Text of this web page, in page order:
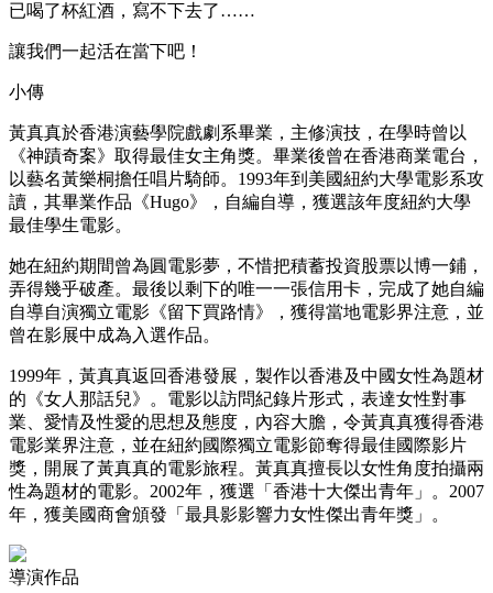
已喝了杯紅酒，寫不下去了……
讓我們一起活在當下吧！
小傳
黃真真於香港演藝學院戲劇系畢業，主修演技，在學時曾以
《神蹟奇案》取得最佳女主角獎。畢業後曾在香港商業電台，
以藝名黃樂桐擔任唱片騎師。1993年到美國紐約大學電影系攻
讀，其畢業作品《Hugo》，自編自導，獲選該年度紐約大學
最佳學生電影。
她在紐約期間曾為圓電影夢，不惜把積蓄投資股票以博一鋪，
弄得幾乎破產。最後以剩下的唯一一張信用卡，完成了她自編
自導自演獨立電影《留下買路情》，獲得當地電影界注意，並
曾在影展中成為入選作品。
1999年，黃真真返回香港發展，製作以香港及中國女性為題材
的《女人那話兒》。電影以訪問紀錄片形式，表達女性對事
業、愛情及性愛的思想及態度，內容大膽，令黃真真獲得香港
電影業界注意，並在紐約國際獨立電影節奪得最佳國際影片
獎，開展了黃真真的電影旅程。黃真真擅長以女性角度拍攝兩
性為題材的電影。2002年，獲選「香港十大傑出青年」。2007
年，獲美國商會頒發「最具影影響力女性傑出青年獎」。
導演作品